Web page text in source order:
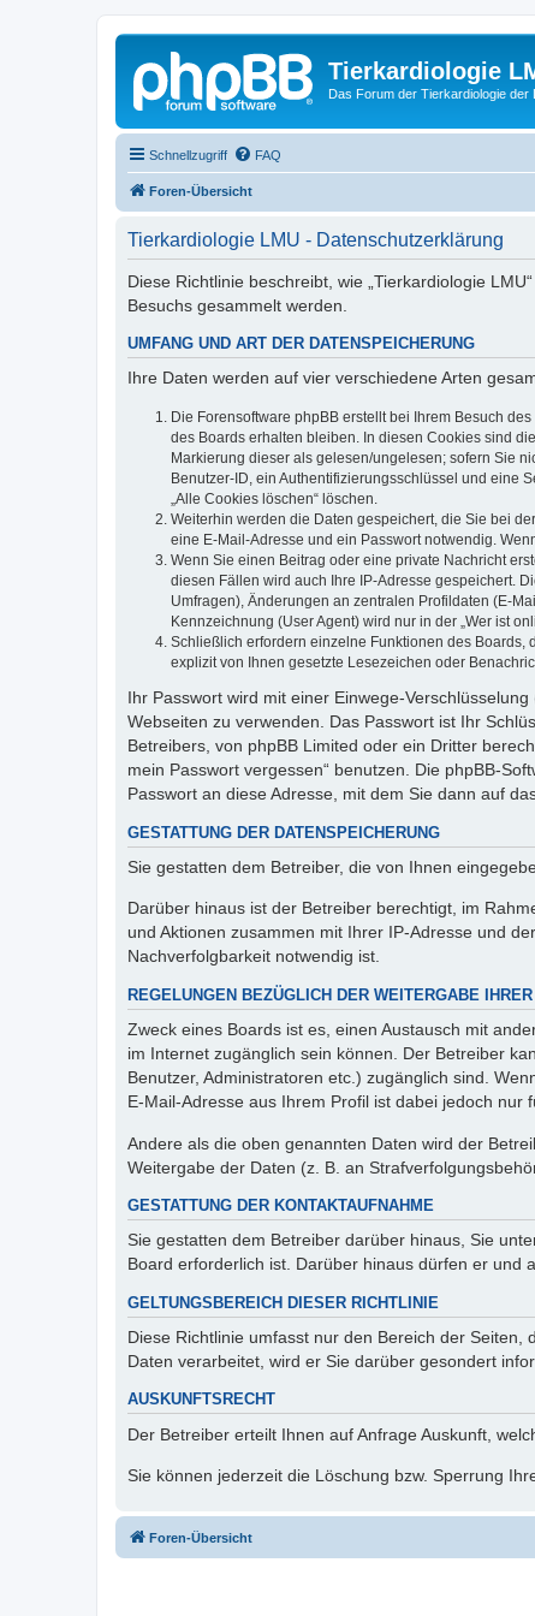
Tierkardiologie
Das Forum der Tierkardiologie der
Schnellzugriff FAQ
Foren-Übersicht
Tierkardiologie LMU - Datenschutzerklärung
Diese Richtlinie beschreibt, wie „Tierkardiologie
Besuchs gesammelt werden.
UMFANG UND ART DER DATENSPEICHERUNG
Ihre Daten werden auf vier verschiedene Arten
Die Forensoftware phpBB erstellt bei Ihrem Besuch
des Boards erhalten bleiben. In diesen Cookies sind
Markierung dieser als gelesen/ungelesen; sofern Sie
Benutzer-ID, ein Authentifizierungsschlüssel und eine
„Alle Cookies löschen“ löschen.
Weiterhin werden die Daten gespeichert, die Sie bei
eine E-Mail-Adresse und ein Passwort notwendig.
Wenn Sie einen Beitrag oder eine private Nachricht
diesen Fällen wird auch Ihre IP-Adresse gespeichert.
Umfragen), Änderungen an zentralen Profildaten (E-
Kennzeichnung (User Agent) wird nur in der „Wer ist
Schließlich erfordern einzelne Funktionen des Boards,
explizit von Ihnen gesetzte Lesezeichen oder
Ihr Passwort wird mit einer Einwege-
Webseiten zu verwenden. Das Passwort ist Ihr
Betreibers, von phpBB Limited oder ein Dritter
mein Passwort vergessen“ benutzen. Die phpBB-
Passwort an diese Adresse, mit dem Sie dann auf
GESTATTUNG DER DATENSPEICHERUNG
Sie gestatten dem Betreiber, die von Ihnen
Darüber hinaus ist der Betreiber berechtigt, im
und Aktionen zusammen mit Ihrer IP-Adresse und
Nachverfolgbarkeit notwendig ist.
REGELUNGEN BEZÜGLICH DER WEITERGABE IHRER
Zweck eines Boards ist es, einen Austausch mit
im Internet zugänglich sein können. Der Betreiber
Benutzer, Administratoren etc.) zugänglich sind.
E-Mail-Adresse aus Ihrem Profil ist dabei jedoch
Andere als die oben genannten Daten wird der
Weitergabe der Daten (z. B. an
GESTATTUNG DER KONTAKTAUFNAHME
Sie gestatten dem Betreiber darüber hinaus, Sie
Board erforderlich ist. Darüber hinaus dürfen er und
GELTUNGSBEREICH DIESER RICHTLINIE
Diese Richtlinie umfasst nur den Bereich der
Daten verarbeitet, wird er Sie darüber gesondert
AUSKUNFTSRECHT
Der Betreiber erteilt Ihnen auf Anfrage Auskunft,
Sie können jederzeit die Löschung bzw. Sperrung
Foren-Übersicht